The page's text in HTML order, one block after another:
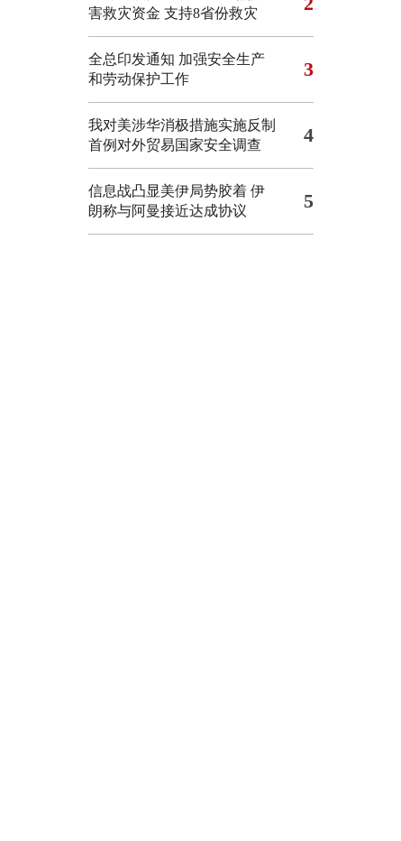
害救灾资金 支持8省份救灾
全总印发通知 加强安全生产
和劳动保护工作
3
我对美涉华消极措施实施反制
首例对外贸易国家安全调查
4
信息战凸显美伊局势胶着 伊
朗称与阿曼接近达成协议
5